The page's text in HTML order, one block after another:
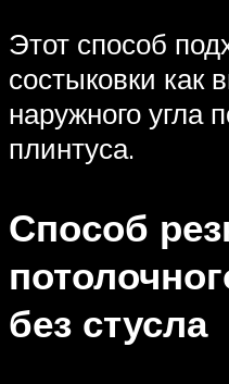
Этот способ
состыковки как
наружного угла
плинтуса.
Способ
без стусла